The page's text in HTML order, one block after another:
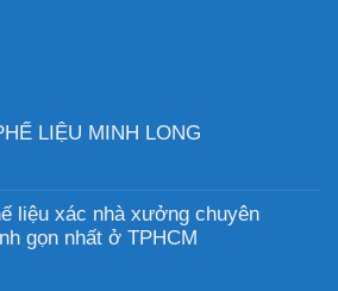
LIỆU MINH LONG
liệu xác nhà xưởng chuyên
gọn nhất ở TPHCM